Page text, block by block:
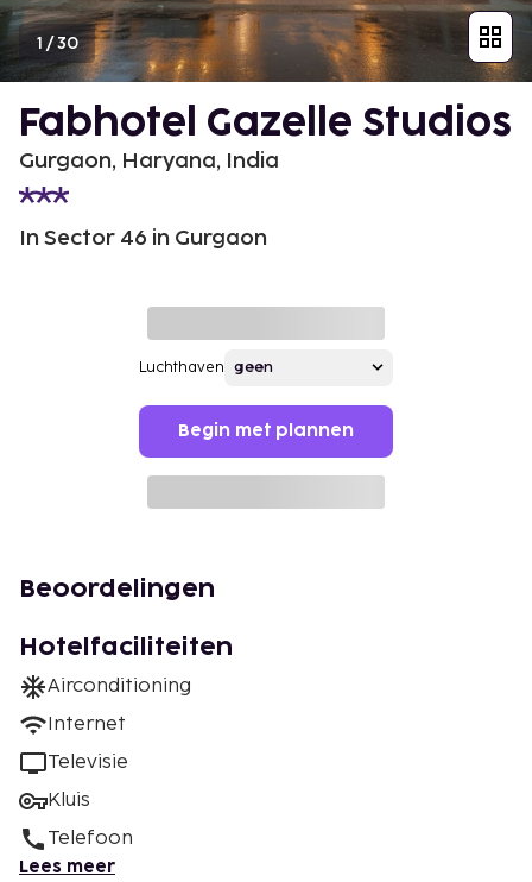
1 /30
Fabhotel Gazelle Studios
Gurgaon, Haryana, India
In Sector 46 in Gurgaon
Luchthaven
Begin met plannen
Beoordelingen
Hotelfaciliteiten
Airconditioning
Internet
Televisie
Kluis
Telefoon
Lees meer